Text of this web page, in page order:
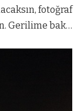
fotoğraf
Gerilime bak…